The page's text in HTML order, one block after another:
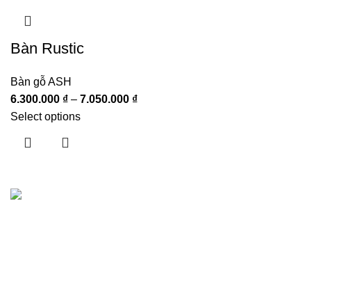
Bàn Rustic
Bàn gỗ ASH
6.300.000 ₫ – 7.050.000 ₫
Select options